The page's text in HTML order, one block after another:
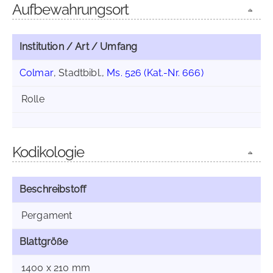
Aufbewahrungsort
Institution / Art / Umfang
Colmar, Stadtbibl., Ms. 526 (Kat.-Nr. 666)
Rolle
Kodikologie
Beschreibstoff
Pergament
Blattgröße
1400 x 210 mm